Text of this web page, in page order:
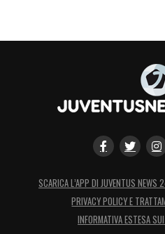
SCARICA L’APP DI JUVENTUS NEWS
PRIVACY POLICY E
INFORMATIVA ESTESA